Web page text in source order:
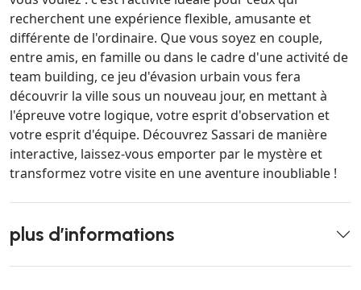
recherchent une expérience flexible, amusante et
différente de l'ordinaire. Que vous soyez en couple,
entre amis, en famille ou dans le cadre d'une activité de
team building, ce jeu d'évasion urbain vous fera
découvrir la ville sous un nouveau jour, en mettant à
l'épreuve votre logique, votre esprit d'observation et
votre esprit d'équipe. Découvrez Sassari de manière
interactive, laissez-vous emporter par le mystère et
transformez votre visite en une aventure inoubliable !
plus d’informations